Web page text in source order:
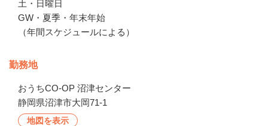
土・日曜日
GW・夏季・年末年始
（年間スケジュールによる）
勤務地
おうちCO-OP 沼津センター
静岡県沼津市大岡71-1
地図を表示